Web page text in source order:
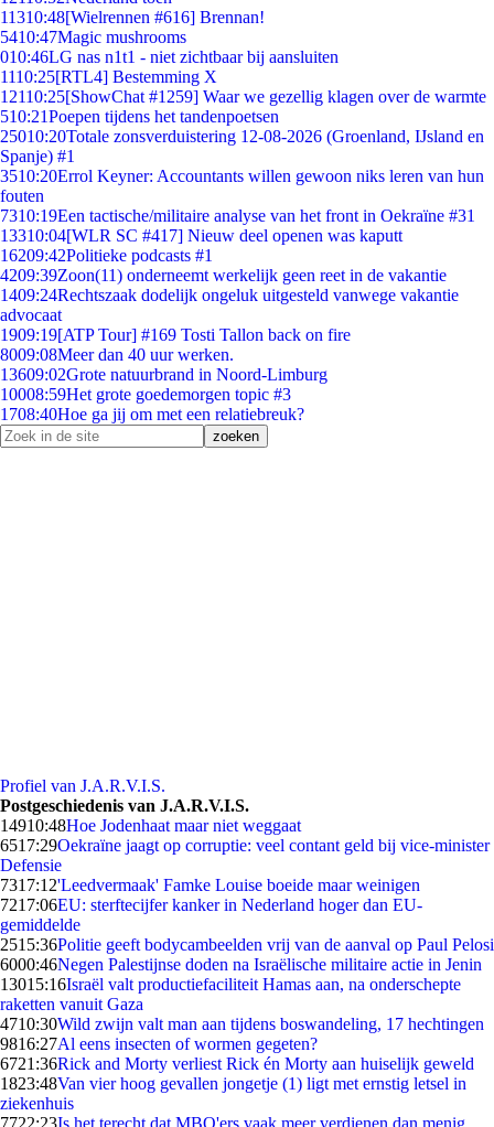
11310:48[Wielrennen #616] Brennan!
5410:47Magic mushrooms
010:46LG nas n1t1 - niet zichtbaar bij aansluiten
1110:25[RTL4] Bestemming X
12110:25[ShowChat #1259] Waar we gezellig klagen over de warmte
510:21Poepen tijdens het tandenpoetsen
25010:20Totale zonsverduistering 12-08-2026 (Groenland, IJsland en
Spanje) #1
3510:20Errol Keyner: Accountants willen gewoon niks leren van hun
fouten
7310:19Een tactische/militaire analyse van het front in Oekraïne #31
13310:04[WLR SC #417] Nieuw deel openen was kaputt
16209:42Politieke podcasts #1
4209:39Zoon(11) onderneemt werkelijk geen reet in de vakantie
1409:24Rechtszaak dodelijk ongeluk uitgesteld vanwege vakantie
advocaat
1909:19[ATP Tour] #169 Tosti Tallon back on fire
8009:08Meer dan 40 uur werken.
13609:02Grote natuurbrand in Noord-Limburg
10008:59Het grote goedemorgen topic #3
1708:40Hoe ga jij om met een relatiebreuk?
Profiel van J.A.R.V.I.S.
Postgeschiedenis van J.A.R.V.I.S.
14910:48Hoe Jodenhaat maar niet weggaat
6517:29Oekraïne jaagt op corruptie: veel contant geld bij vice-minister
Defensie
7317:12'Leedvermaak' Famke Louise boeide maar weinigen
7217:06EU: sterftecijfer kanker in Nederland hoger dan EU-
gemiddelde
2515:36Politie geeft bodycambeelden vrij van de aanval op Paul Pelosi
6000:46Negen Palestijnse doden na Israëlische militaire actie in Jenin
13015:16Israël valt productiefaciliteit Hamas aan, na onderschepte
raketten vanuit Gaza
4710:30Wild zwijn valt man aan tijdens boswandeling, 17 hechtingen
9816:27Al eens insecten of wormen gegeten?
6721:36Rick and Morty verliest Rick én Morty aan huiselijk geweld
1823:48Van vier hoog gevallen jongetje (1) ligt met ernstig letsel in
ziekenhuis
7722:23Is het terecht dat MBO'ers vaak meer verdienen dan menig